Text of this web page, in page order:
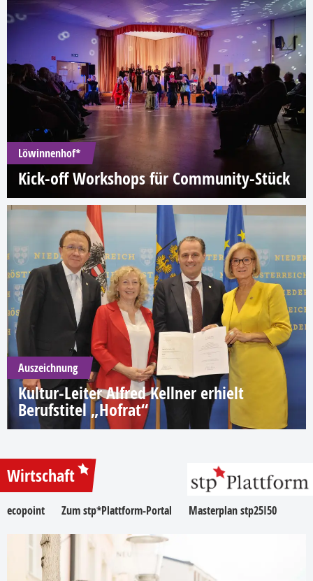
Löwinnenhof*
Kick-off Workshops für Community-Stück
Auszeichnung
Kultur-Leiter Alfred Kellner erhielt
Berufstitel „Hofrat“
Wirtschaft
ecopoint Zum stp*Plattform-Portal Masterplan stp25I50